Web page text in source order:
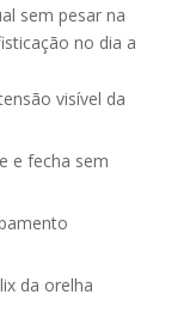
sem pesar na
no dia a
visível da
e fecha sem
da orelha